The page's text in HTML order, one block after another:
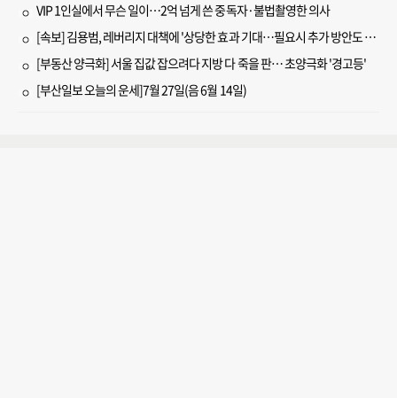
VIP 1인실에서 무슨 일이…2억 넘게 쓴 중독자·불법촬영한 의사
[속보] 김용범, 레버리지 대책에 '상당한 효과 기대…필요시 추가 방안도 검토'
[부동산 양극화] 서울 집값 잡으려다 지방 다 죽을 판… 초양극화 '경고등'
[부산일보 오늘의 운세]7월 27일(음 6월 14일)